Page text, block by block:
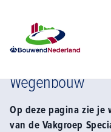
Vereniging
Wegenbouw
Op deze pagina zie je
van de Vakgroep